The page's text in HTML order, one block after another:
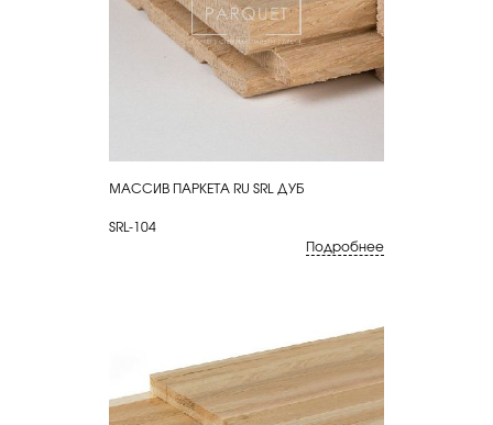
КУПИТЬ
МАССИВ ПАРКЕТА RU SRL ДУБ
SRL-104
Подробнее